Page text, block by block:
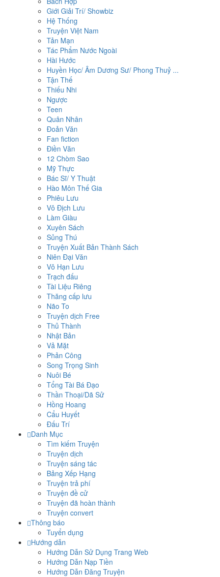
Giới Giải Trí/ Showbiz
Hệ Thống
Truyện Việt Nam
Tản Mạn
Tác Phẩm Nước Ngoài
Hài Hước
Huyền Học/ Âm Dương Sư/ Phong Thuỷ ...
Tận Thế
Thiếu Nhi
Ngược
Teen
Quân Nhân
Đoản Văn
Fan fiction
Điền Văn
12 Chòm Sao
Mỹ Thực
Bác Sĩ/ Y Thuật
Hào Môn Thế Gia
Phiêu Lưu
Vô Địch Lưu
Làm Giàu
Xuyên Sách
Sủng Thú
Truyện Xuất Bản Thành Sách
Niên Đại Văn
Vô Hạn Lưu
Trạch đấu
Tài Liệu Riêng
Thăng cấp lưu
Não To
Truyện dịch Free
Thủ Thành
Nhật Bản
Vả Mặt
Phản Công
Song Trọng Sinh
Nuôi Bé
Tổng Tài Bá Đạo
Thần Thoại/Dã Sử
Hồng Hoang
Cẩu Huyết
Đấu Trí
Danh Mục
Tìm kiếm Truyện
Truyện dịch
Truyện sáng tác
Bảng Xếp Hạng
Truyện trả phí
Truyện đề cử
Truyện đã hoàn thành
Truyện convert
Thông báo
Tuyển dụng
Hướng dẫn
Hướng Dẫn Sử Dụng Trang Web
Hướng Dẫn Nạp Tiền
Hướng Dẫn Đăng Truyện